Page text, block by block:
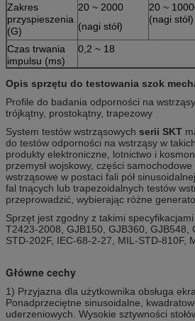
Zakres
przyspieszenia
(G)
20 ~ 2000
(nagi stół)
20 ~
(nagi stół)
Czas trwania
impulsu (ms)
0,2 ~ 18
Opis sprzętu do testowania szok
Profile do badania odporności na
trójkątny, prostokątny, trapezowy
System testów wstrząsowych serii SKT
do testów odporności na wstrząsy w
produkty elektroniczne, lotnictwo i
przemysł wojskowy, części samochodowe
wstrząsowe w postaci fali pół
fal tnących lub trapezoidalnych testów
przeprowadzić, wybierając różne
Sprzęt jest zgodny z takimi
T2423-2008, GJB150, GJB360, GJB548,
STD-202F, IEC-68-2-27, MIL-STD-810F,
Główne cechy
1) Przyjazna dla użytkownika obsługa
Ponadprzeciętne sinusoidalne,
uderzeniowych. Wysokie sztywności